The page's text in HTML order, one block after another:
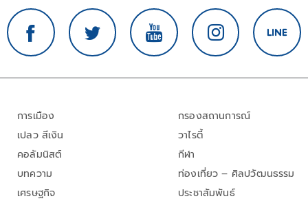
การเมือง
เปลว สีเงิน
คอลัมนิสต์
บทความ
เศรษฐกิจ
กรองสถานการณ์
วาไรตี้
กีฬา
ท่องเที่ยว – ศิลปวัฒนธรรม
ประชาสัมพันธ์